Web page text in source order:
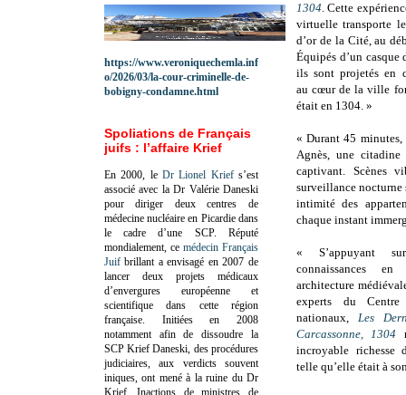
1304. Cette
virtuelle transporte
d’or de la Cité, au
Équipés d’un
ils sont projetés en
au cœur de la ville
était en 1304. »
« Durant 45
Agnès, une
captivant. Scènes
surveillance nocturne
intimité des
chaque instant
« S’appuyant
connaissances
architecture
experts du Centre
nationaux, Les
Carcassonne, 1304
incroyable
telle qu’elle était à
https://www.veroniquechemla.inf
o/2026/03/la-cour-criminelle-de-
bobigny-condamne.html
Spoliations de Français
juifs : l’affaire Krief
En 2000, le Dr Lionel Kriefs’est
associé avec la Dr Valérie Daneski
pour diriger deux centres de
médecine nucléaire en Picardie dans
le cadre d’une SCP. Réputé
mondialement, ce médecin Français
Juif brillant a envisagé en 2007 de
lancer deux projets médicaux
d’envergures européenne et
scientifique dans cette région
française. Initiées en 2008
notamment afin de dissoudre la
SCP Krief Daneski, des procédures
judiciaires, aux verdicts souvent
iniques, ont mené à la ruine du Dr
Krief.Inactions de ministres de